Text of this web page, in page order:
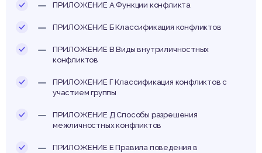
ПРИЛОЖЕНИЕ А Функции конфликта
ПРИЛОЖЕНИЕ Б Классификация конфликтов
ПРИЛОЖЕНИЕ В Виды внутриличностных
конфликтов
ПРИЛОЖЕНИЕ Г Классификация конфликтов с
участием группы
ПРИЛОЖЕНИЕ Д Способы разрешения
межличностных конфликтов
ПРИЛОЖЕНИЕ Е Правила поведения в